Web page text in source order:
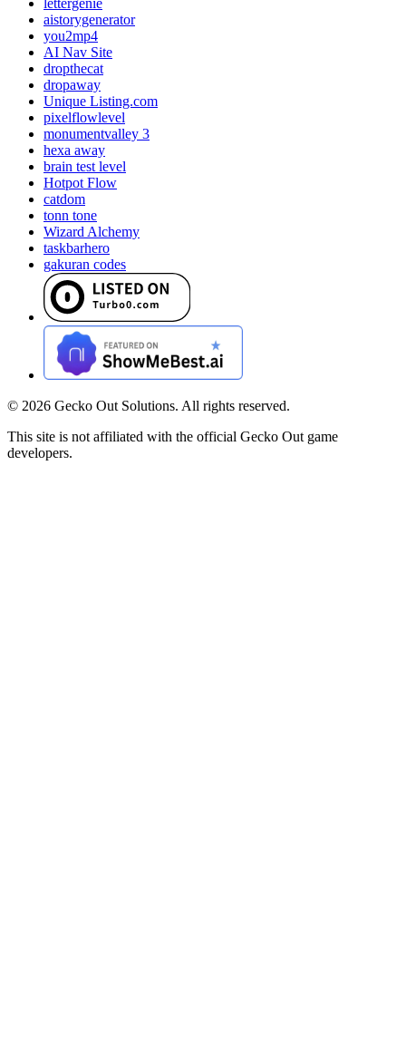
lettergenie
aistorygenerator
you2mp4
AI Nav Site
dropthecat
dropaway
Unique Listing.com
pixelflowlevel
monumentvalley 3
hexa away
brain test level
Hotpot Flow
catdom
tonn tone
Wizard Alchemy
taskbarhero
gakuran codes
© 2026 Gecko Out Solutions. All rights reserved.
This site is not affiliated with the official Gecko Out game
developers.